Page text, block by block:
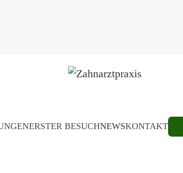
ERSTER BESUCHNEWSKONTAKT